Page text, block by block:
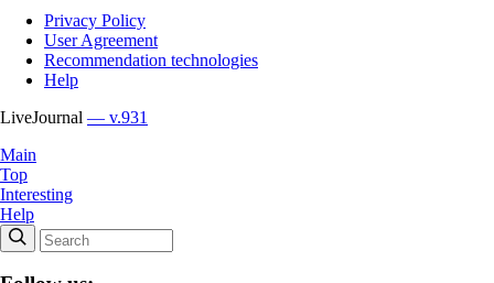
Privacy Policy
User Agreement
Recommendation technologies
Help
LiveJournal — v.931
Main
Top
Interesting
Help